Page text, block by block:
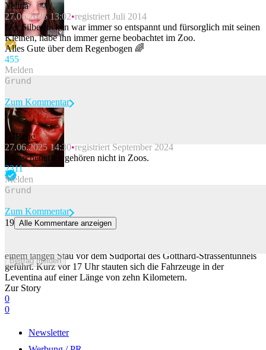
Yelina
27.06.2025 13:02 registriert Juli 2014
Der Silberrücken war immer so entspannt und fürsorglich mit seinen
Kleinen, habe ihn immer gerne beobachtet im Zoo.
Alles Gute über dem Regenbogen 🌈
455
Melden
Beitrag melden
Zum Kommentar
DJRene
27.06.2025 14:30 registriert September 2024
Menschenaffen gehören nicht in Zoos.
2311
Melden
Beitrag melden
Zum Kommentar
19 Alle Kommentare anzeigen
einem langen Stau vor dem Südportal des Gotthard-Strassentunnels
geführt. Kurz vor 17 Uhr stauten sich die Fahrzeuge in der
Leventina auf einer Länge von zehn Kilometern.
Zur Story
0
0
Newsletter